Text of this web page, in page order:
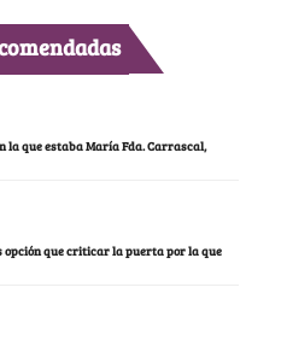
la que estaba María Fda. Carrascal,
opción que criticar la puerta por la que